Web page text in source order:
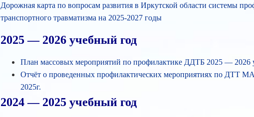
Дорожная карта по вопросам развития в Иркутской области системы
транспортного травматизма на 2025-2027 годы
2025 — 2026 учебный год
План массовых мероприятий по профилактике ДДТБ 2025 — 2026
Отчёт о проведенных профилактических мероприятиях по ДТТ
2025г.
2024 — 2025 учебный год